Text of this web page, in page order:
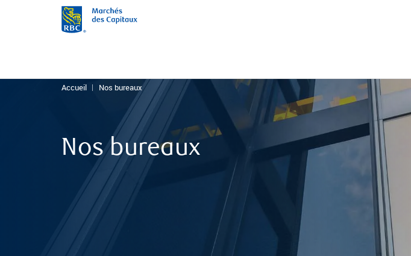
Accueil Nos bureaux
Nos bureaux